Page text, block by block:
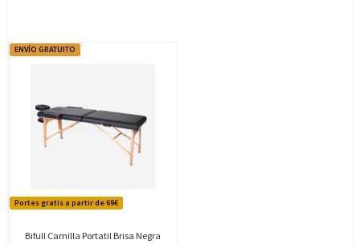
Portes gratis a partir de 69€
ENVÍO GRATUITO
Bifull Camilla Portatil Brisa Negra